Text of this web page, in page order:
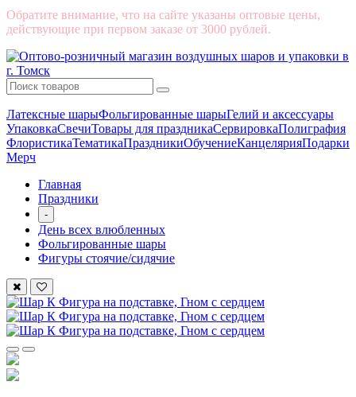
Обратите внимание, что на сайте указаны оптовые цены,
действующие при первом заказе от 3000 рублей.
Латексные шарыФольгированные шарыГелий и аксессуары
УпаковкаСвечиТовары для праздникаСервировкаПолиграфия
ФлористикаТематикаПраздникиОбучениеКанцелярияПодарки
Мерч
Главная
Праздники
-
День всех влюбленных
Фольгированные шары
Фигуры стоячие/сидячие